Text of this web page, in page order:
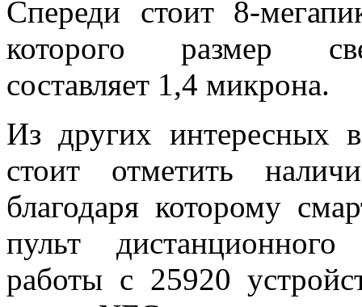
Спереди стоит 8-
которого размер
составляет 1,4 микрона.
Из других интересных
стоит отметить
благодаря которому
пульт дистанционного
работы с 25920